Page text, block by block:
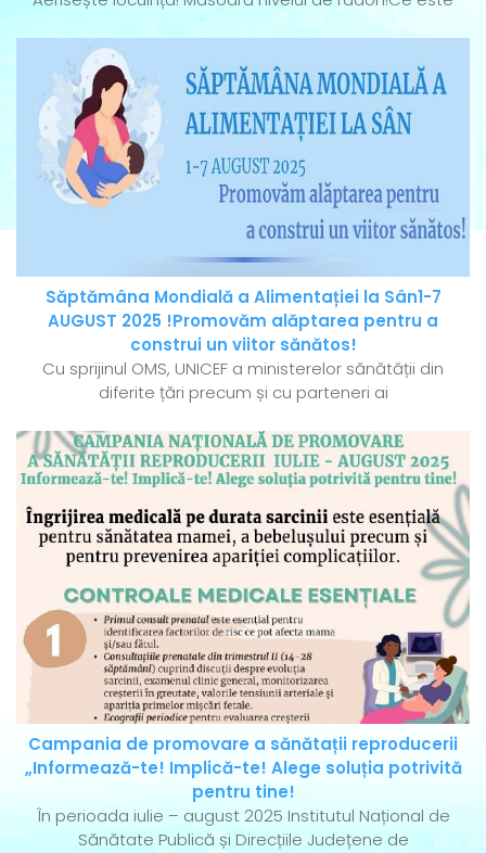
Săptămâna Mondială a Alimentației la Sân1-7
AUGUST 2025 !Promovăm alăptarea pentru a
construi un viitor sănătos!
Cu sprijinul OMS, UNICEF a ministerelor sănătății din
diferite țări precum și cu parteneri ai
Campania de promovare a sănătații reproducerii
„Informează-te! Implică-te! Alege soluția potrivită
pentru tine!
În perioada iulie – august 2025 Institutul Național de
Sănătate Publică și Direcțiile Județene de